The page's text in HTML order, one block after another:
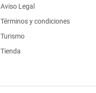
Aviso Legal
Términos y condiciones
Turismo
Tienda